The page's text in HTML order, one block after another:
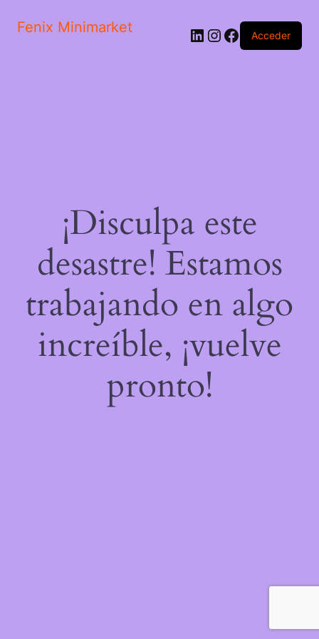
Fenix Minimarket LinkedIn
Instagram
Facebook
Acceder
¡Disculpa este
desastre! Estamos
trabajando en algo
increíble, ¡vuelve
pronto!